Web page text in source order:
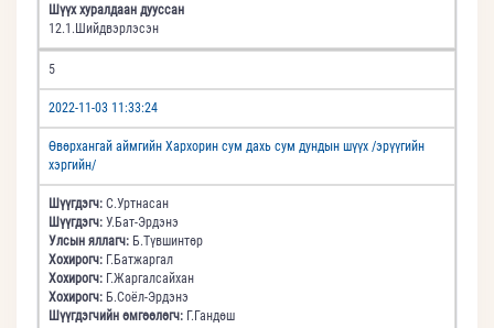
Шүүх хуралдаан дууссан
12.1.Шийдвэрлэсэн
5
2022-11-03 11:33:24
Өвөрхангай аймгийн Хархорин сум дахь сум дундын шүүх /эрүүгийн
хэргийн/
Шүүгдэгч: С.Уртнасан
Шүүгдэгч: У.Бат-Эрдэнэ
Улсын яллагч: Б.Түвшинтөр
Хохирогч: Г.Батжаргал
Хохирогч: Г.Жаргалсайхан
Хохирогч: Б.Соёл-Эрдэнэ
Шүүгдэгчийн өмгөөлөгч: Г.Гандөш